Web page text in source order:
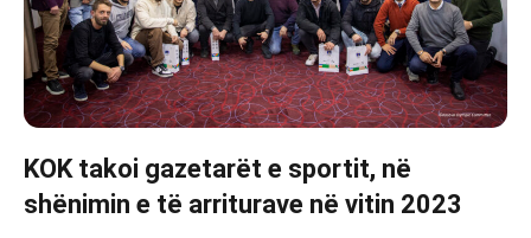
KOK takoi gazetarët e sportit, në
shënimin e të arriturave në vitin 2023